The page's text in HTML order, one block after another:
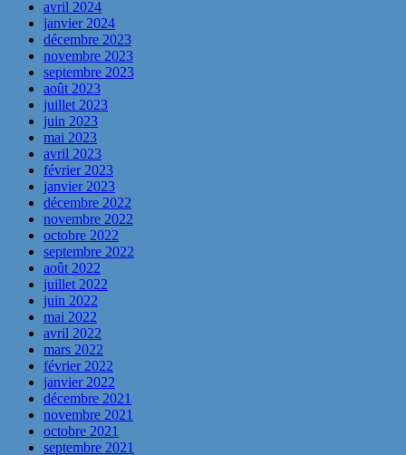
avril 2024
janvier 2024
décembre 2023
novembre 2023
septembre 2023
août 2023
juillet 2023
juin 2023
mai 2023
avril 2023
février 2023
janvier 2023
décembre 2022
novembre 2022
octobre 2022
septembre 2022
août 2022
juillet 2022
juin 2022
mai 2022
avril 2022
mars 2022
février 2022
janvier 2022
décembre 2021
novembre 2021
octobre 2021
septembre 2021